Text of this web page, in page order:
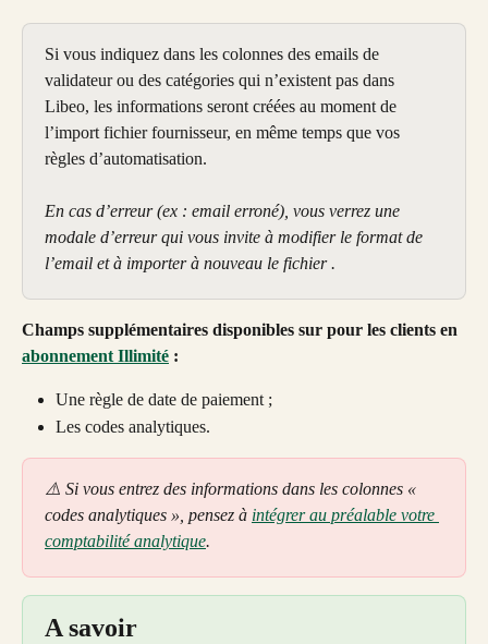
Si vous indiquez dans les colonnes des emails de
validateur ou des catégories qui n’existent pas dans
Libeo, les informations seront créées au moment de
l’import fichier fournisseur, en même temps que vos
règles d’automatisation.
En cas d’erreur (ex : email erroné), vous verrez une
modale d’erreur qui vous invite à modifier le format de
l’email et à importer à nouveau le fichier .
Champs supplémentaires disponibles sur pour les clients en
abonnement Illimité :
Une règle de date de paiement ;
Les codes analytiques.
⚠️ Si vous entrez des informations dans les colonnes «
codes analytiques », pensez à intégrer au préalable votre
comptabilité analytique.
A savoir